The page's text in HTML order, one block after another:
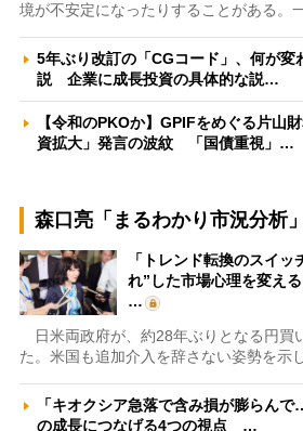
境が不安定になったりすることがある。
5年ぶり改訂の「CGコード」、何が変
説 企業に成長投資の具体的な説…
【令和のPKOか】GPIFをめぐる片山
資拡大」発言の波紋 「国債重視」…
森口亮「まるわかり市況分析」
「トレンド転換のスイ
れ”した市場心理を変え
…
日米両政府が、約28年ぶりとなる円買
た。米国も追加介入を辞さない姿勢を示
「キオクシア急落で含み損が膨らん
の成長につなげる4つの視点 …